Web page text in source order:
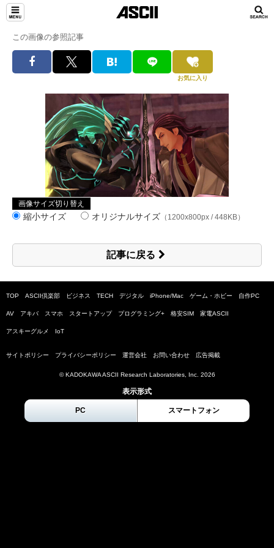
この画像の参照記事
お気に入り
画像サイズ切り替え
縮小サイズ オリジナルサイズ （1200x800px / 448KB）
記事に戻る
TOP ASCII倶楽部 ビジネス TECH デジタル iPhone/Mac ゲーム・ホビー 自作PC
AV アキバ スマホ スタートアップ プログラミング+ 格安SIM 家電ASCII
アスキーグルメ IoT
サイトポリシー プライバシーポリシー 運営会社 お問い合わせ 広告掲載
© KADOKAWA ASCII Research Laboratories, Inc. 2026
表示形式
PC スマートフォン